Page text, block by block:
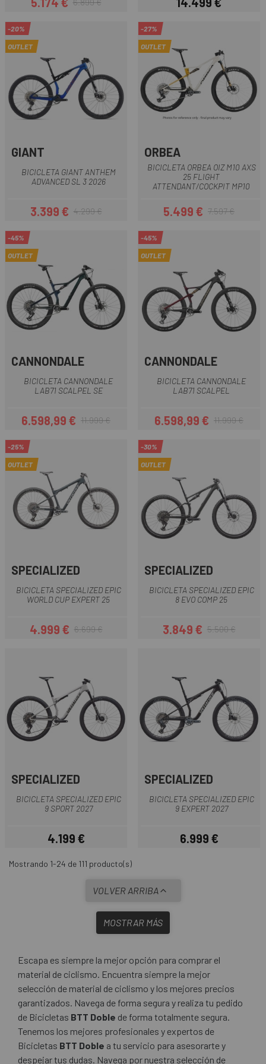
Precio
Precio regular
6.899 €
Precio
-20%
OUTLET
GIANT
BICICLETA GIANT ANTHEM
ADVANCED SL 3 2026
Precio
3.399 €Precio regular
4.299 €
-27%
OUTLET
ORBEA
BICICLETA ORBEA OIZ M10 AXS
25 FLIGHT
ATTENDANT/COCKPIT MP10
Precio
5.499 €Precio regular
7.597 €
-45%
OUTLET
CANNONDALE
BICICLETA CANNONDALE
LAB71 SCALPEL SE
Precio
6.598,99 €Precio regular
11.999 €
-45%
OUTLET
CANNONDALE
BICICLETA CANNONDALE
LAB71 SCALPEL
Precio
6.598,99 €Precio regular
11.999 €
-25%
OUTLET
SPECIALIZED
BICICLETA SPECIALIZED EPIC
WORLD CUP EXPERT 25
Precio
4.999 €Precio regular
6.699 €
-30%
OUTLET
SPECIALIZED
BICICLETA SPECIALIZED EPIC
8 EVO COMP 25
Precio
3.849 €Precio regular
5.500 €
SPECIALIZED
BICICLETA SPECIALIZED EPIC
9 SPORT 2027
Precio
4.199 €
SPECIALIZED
BICICLETA SPECIALIZED EPIC
9 EXPERT 2027
Precio
6.999 €
Mostrando 1-24 de 111 producto(s)
VOLVER ARRIBA
MOSTRAR MÁS
Escapa es siempre la mejor opción para comprar el
material de ciclismo. Encuentra siempre la mejor
selección de material de ciclismo y los mejores precios
garantizados. Navega de forma segura y realiza tu pedido
de Bicicletas BTT Doble de forma totalmente segura.
Tenemos los mejores profesionales y expertos de
Bicicletas BTT Doble a tu servicio para asesorarte y
despejar tus dudas. Navega por nuestra selección de